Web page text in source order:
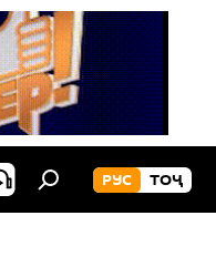
РУС ТОҶ